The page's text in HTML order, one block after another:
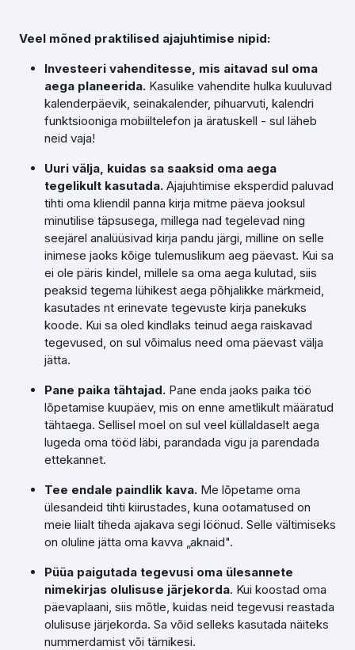
Veel mõned praktilised ajajuhtimise nipid:
Investeeri vahenditesse, mis aitavad sul oma
aega planeerida. Kasulike vahendite hulka kuuluvad
kalenderpäevik, seinakalender, pihuarvuti, kalendri
funktsiooniga mobiiltelefon ja äratuskell - sul läheb
neid vaja!
Uuri välja, kuidas sa saaksid oma aega
tegelikult kasutada. Ajajuhtimise eksperdid paluvad
tihti oma kliendil panna kirja mitme päeva jooksul
minutilise täpsusega, millega nad tegelevad ning
seejärel analüüsivad kirja pandu järgi, milline on selle
inimese jaoks kõige tulemuslikum aeg päevast. Kui sa
ei ole päris kindel, millele sa oma aega kulutad, siis
peaksid tegema lühikest aega põhjalikke märkmeid,
kasutades nt erinevate tegevuste kirja panekuks
koode. Kui sa oled kindlaks teinud aega raiskavad
tegevused, on sul võimalus need oma päevast välja
jätta.
Pane paika tähtajad. Pane enda jaoks paika töö
lõpetamise kuupäev, mis on enne ametlikult määratud
tähtaega. Sellisel moel on sul veel küllaldaselt aega
lugeda oma tööd läbi, parandada vigu ja parendada
ettekannet.
Tee endale paindlik kava. Me lõpetame oma
ülesandeid tihti kiirustades, kuna ootamatused on
meie liialt tiheda ajakava segi löönud. Selle vältimiseks
on oluline jätta oma kavva „aknaid".
Püüa paigutada tegevusi oma ülesannete
nimekirjas olulisuse järjekorda. Kui koostad oma
päevaplaani, siis mõtle, kuidas neid tegevusi reastada
olulisuse järjekorda. Sa võid selleks kasutada näiteks
nummerdamist või tärnikesi.